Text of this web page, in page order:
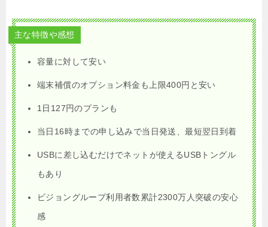
主な特徴や感想
容量に対して安い
端末補償のオプション料金も上限400円と安い
1日127円のプランも
当日16時までの申し込みで当日発送、最短翌日到着
USBに差し込むだけでネットが使えるUSBトングル
もあり
ビジョングループ利用者数累計2300万人突破の安心
感